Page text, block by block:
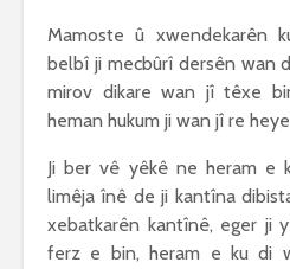
Mamoste û xwendekarên
belbî ji mecbûrî dersên wan
mirov dikare wan jî têxe
heman hukum ji wan jî re
Ji ber vê yêkê ne heram e
limêja înê de ji kantîna
xebatkarên kantînê, eger ji
ferz e bin, heram e ku di